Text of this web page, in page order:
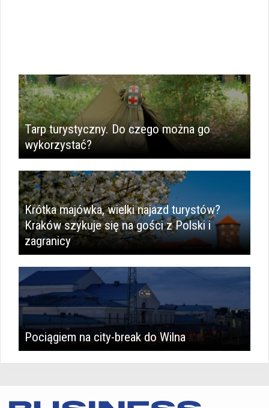
Tarp turystyczny. Do czego można go
wykorzystać?
Krótka majówka, wielki najazd turystów?
Kraków szykuje się na gości z Polski i
zagranicy
Pociągiem na city-break do Wilna